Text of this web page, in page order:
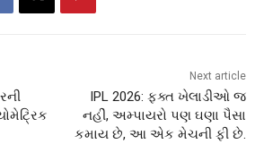
Next article
IPL 2026: ફક્ત ખેલાડીઓ જ
નહીં, અમ્પાયરો પણ ઘણા પૈસા
કમાય છે, આ એક મેચની ફી છે.